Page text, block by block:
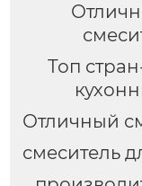
Топ
Отличный
смеситель